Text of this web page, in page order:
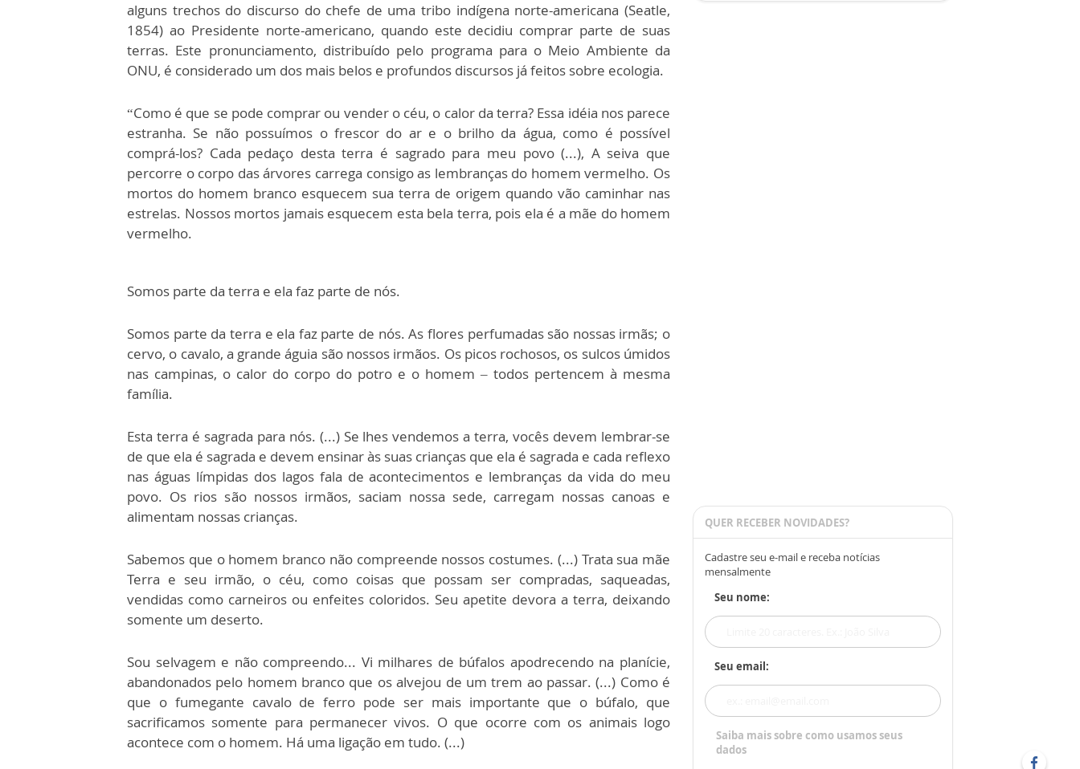
alguns trechos do discurso do chefe de uma tribo indígena norte-americana (Seatle,
1854) ao Presidente norte-americano, quando este decidiu comprar parte de suas
terras. Este pronunciamento, distribuído pelo programa para o Meio Ambiente da
ONU, é considerado um dos mais belos e profundos discursos já feitos sobre ecologia.
“Como é que se pode comprar ou vender o céu, o calor da terra? Essa idéia nos parece
estranha. Se não possuímos o frescor do ar e o brilho da água, como é possível
comprá-los? Cada pedaço desta terra é sagrado para meu povo (...), A seiva que
percorre o corpo das árvores carrega consigo as lembranças do homem vermelho. Os
mortos do homem branco esquecem sua terra de origem quando vão caminhar nas
estrelas. Nossos mortos jamais esquecem esta bela terra, pois ela é a mãe do homem
vermelho.
Somos parte da terra e ela faz parte de nós.
Somos parte da terra e ela faz parte de nós. As flores perfumadas são nossas irmãs; o
cervo, o cavalo, a grande águia são nossos irmãos. Os picos rochosos, os sulcos úmidos
nas campinas, o calor do corpo do potro e o homem – todos pertencem à mesma
família.
Esta terra é sagrada para nós. (...) Se lhes vendemos a terra, vocês devem lembrar-se
de que ela é sagrada e devem ensinar às suas crianças que ela é sagrada e cada reflexo
nas águas límpidas dos lagos fala de acontecimentos e lembranças da vida do meu
povo. Os rios são nossos irmãos, saciam nossa sede, carregam nossas canoas e
alimentam nossas crianças.
Sabemos que o homem branco não compreende nossos costumes. (...) Trata sua mãe
Terra e seu irmão, o céu, como coisas que possam ser compradas, saqueadas,
vendidas como carneiros ou enfeites coloridos. Seu apetite devora a terra, deixando
somente um deserto.
Sou selvagem e não compreendo... Vi milhares de búfalos apodrecendo na planície,
abandonados pelo homem branco que os alvejou de um trem ao passar. (...) Como é
que o fumegante cavalo de ferro pode ser mais importante que o búfalo, que
sacrificamos somente para permanecer vivos. O que ocorre com os animais logo
acontece com o homem. Há uma ligação em tudo. (...)
QUER RECEBER NOVIDADES?
Cadastre seu e-mail e receba notícias
mensalmente
Seu nome:
Seu email:
Saiba mais sobre como usamos seus
dados